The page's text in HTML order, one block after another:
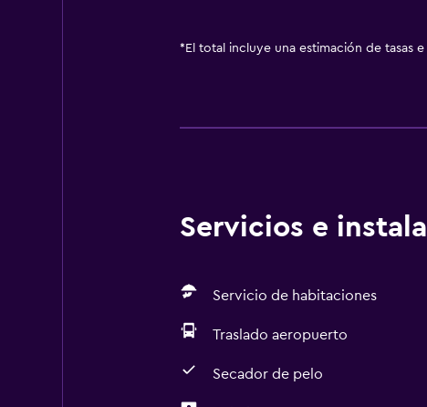
* El total incluye una estimación de tasas
Servicios e
Servicio de habitaciones
Traslado aeropuerto
Secador de pelo